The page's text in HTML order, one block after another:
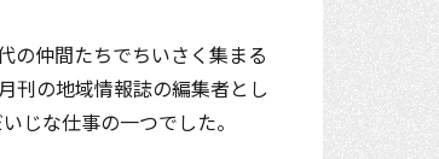
の仲間たちでちいさく集まる
刊の地域情報誌の編集者とし
じな仕事の一つでした。